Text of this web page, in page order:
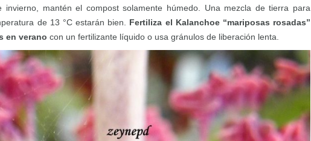
mantén el compost solamente húmedo. Una mezcla de tierra para
de 13 °C estarán bien. Fertiliza el Kalanchoe “mariposas rosadas”
en verano con un fertilizante líquido o usa gránulos de liberación lenta.